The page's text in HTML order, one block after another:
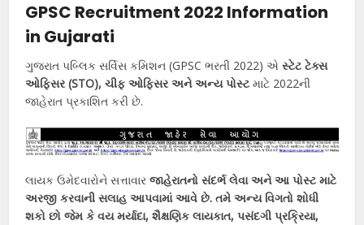
GPSC Recruitment 2022 Information
in Gujarati
ગુજરાત પબ્લિક સર્વિસ કમિશન (GPSC ભરતી 2022) એસ્ટેટ ટેક્સ
ઓફિસર (STO), ચીફ ઓફિસર અને અન્ય પોસ્ટમાટે 2022ની
જાહેરાત પ્રકાશિત કરી છે.
લાયક ઉમેદવારોને સત્તાવારજાહેરાતનો સંદર્ભ લેવા અને આ પોસ્ટ માટે
અરજી કરવાની સલાહ આપવામાં આવે છે. તમે અન્ય વિગતો શોધી
શકો છો જેમ કે વય મર્યાદા, શૈક્ષણિક લાયકાત, પસંદગી પ્રક્રિયા,